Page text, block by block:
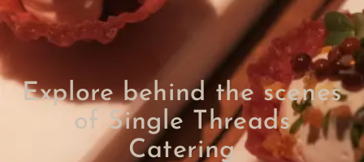
Explore behind the scenes
of Single Threads
Catering